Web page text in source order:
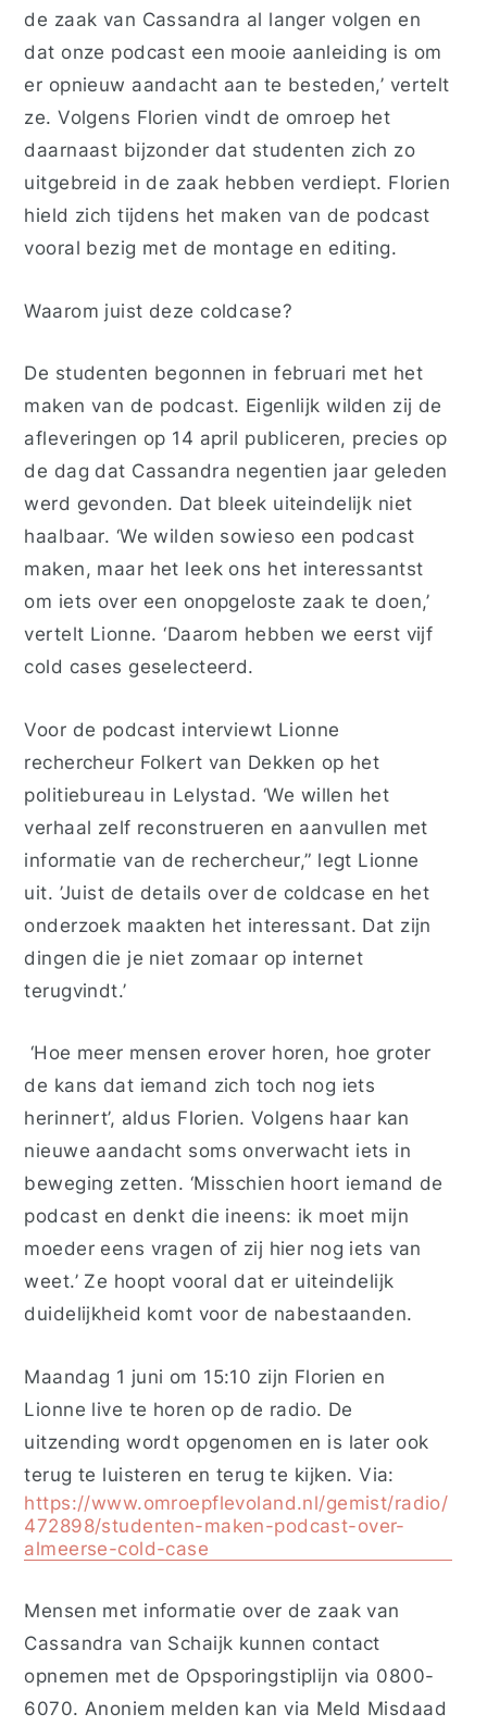
de zaak van Cassandra al langer volgen en
dat onze podcast een mooie aanleiding is om
er opnieuw aandacht aan te besteden,’ vertelt
ze. Volgens Florien vindt de omroep het
daarnaast bijzonder dat studenten zich zo
uitgebreid in de zaak hebben verdiept. Florien
hield zich tijdens het maken van de podcast
vooral bezig met de montage en editing.
Waarom juist deze coldcase?
De studenten begonnen in februari met het
maken van de podcast. Eigenlijk wilden zij de
afleveringen op 14 april publiceren, precies op
de dag dat Cassandra negentien jaar geleden
werd gevonden. Dat bleek uiteindelijk niet
haalbaar. ‘We wilden sowieso een podcast
maken, maar het leek ons het interessantst
om iets over een onopgeloste zaak te doen,’
vertelt Lionne. ‘Daarom hebben we eerst vijf
cold cases geselecteerd.
Voor de podcast interviewt Lionne
rechercheur Folkert van Dekken op het
politiebureau in Lelystad. ‘We willen het
verhaal zelf reconstrueren en aanvullen met
informatie van de rechercheur,” legt Lionne
uit. ’Juist de details over de coldcase en het
onderzoek maakten het interessant. Dat zijn
dingen die je niet zomaar op internet
terugvindt.’
‘Hoe meer mensen erover horen, hoe groter
de kans dat iemand zich toch nog iets
herinnert’, aldus Florien. Volgens haar kan
nieuwe aandacht soms onverwacht iets in
beweging zetten. ‘Misschien hoort iemand de
podcast en denkt die ineens: ik moet mijn
moeder eens vragen of zij hier nog iets van
weet.’ Ze hoopt vooral dat er uiteindelijk
duidelijkheid komt voor de nabestaanden.
Maandag 1 juni om 15:10 zijn Florien en
Lionne live te horen op de radio. De
uitzending wordt opgenomen en is later ook
terug te luisteren en terug te kijken. Via:
https://www.omroepflevoland.nl/gemist/radio/
472898/studenten-maken-podcast-over-
almeerse-cold-case
Mensen met informatie over de zaak van
Cassandra van Schaijk kunnen contact
opnemen met de Opsporingstiplijn via 0800-
6070. Anoniem melden kan via Meld Misdaad